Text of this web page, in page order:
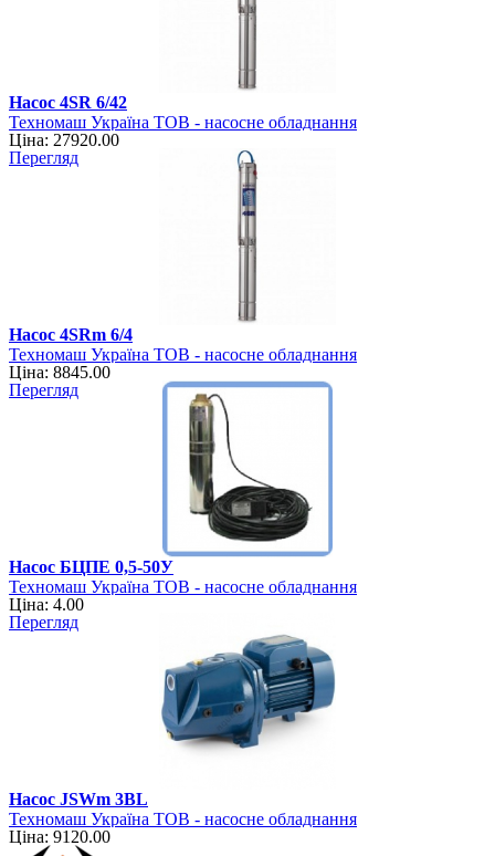
Насос 4SR 6/42
Техномаш Україна ТОВ - насосне обладнання
Ціна: 27920.00
Перегляд
Насос 4SRm 6/4
Техномаш Україна ТОВ - насосне обладнання
Ціна: 8845.00
Перегляд
Насос БЦПЕ 0,5-50У
Техномаш Україна ТОВ - насосне обладнання
Ціна: 4.00
Перегляд
Насос JSWm 3BL
Техномаш Україна ТОВ - насосне обладнання
Ціна: 9120.00